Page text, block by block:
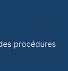
procédures